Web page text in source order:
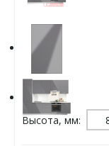
Высота, мм: